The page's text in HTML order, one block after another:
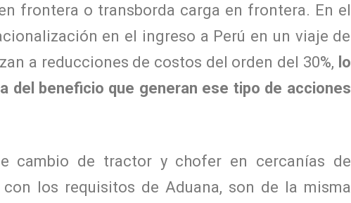
frontera o transborda carga en frontera. En el
en el ingreso a Perú en un viaje de
a reducciones de costos del orden del 30%, lo
del beneficio que generan ese tipo de acciones
cambio de tractor y chofer en cercanías de
los requisitos de Aduana, son de la misma